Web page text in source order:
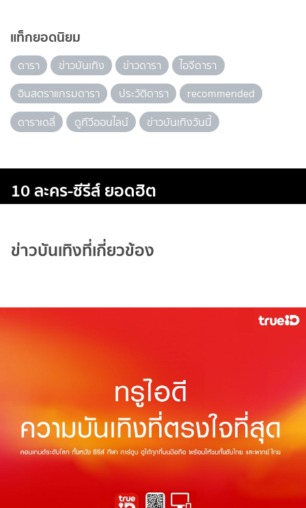
แท็กยอดนิยม
ดารา ข่าวบันเทิง ข่าวดารา
ไอจีดารา
อินสตราแกรมดารา
ประวัติดารา
recommended
ดาราเดลี่
ดูทีวีออนไลน์ ข่าวบันเทิงวันนี้
10 ละคร-ซีรีส์ ยอดฮิต
ข่าวบันเทิงที่เกี่ยวข้อง